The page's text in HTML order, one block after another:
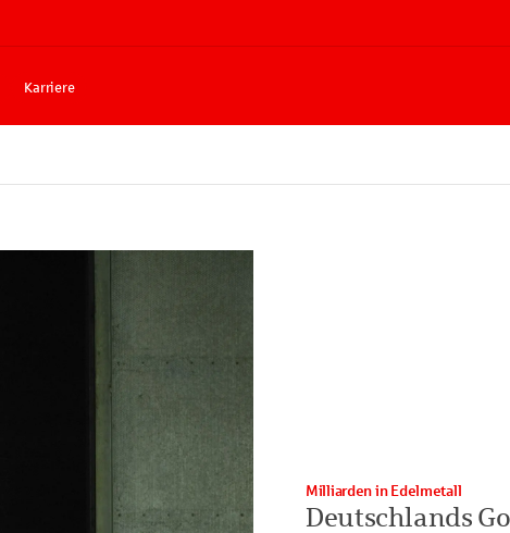
Karriere
Deutschlands
Milliarden in Edelmetall